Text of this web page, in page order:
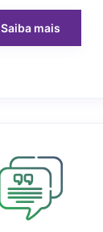
Saiba mais